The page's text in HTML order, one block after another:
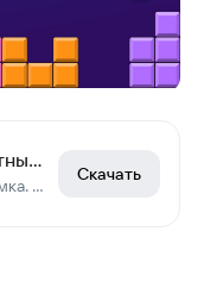
Игра Блоки - бесплатные головоломки, тетрис пазл
Классическая головоломка. Игра для взрослых и детей! Играйте без интернета.
Скачать